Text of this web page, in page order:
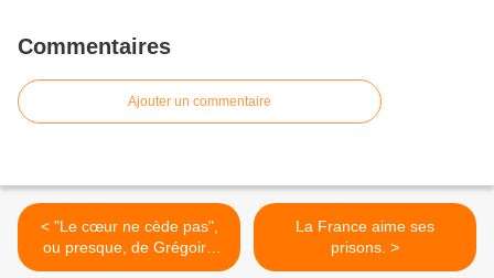
Commentaires
Ajouter un commentaire
< "Le cœur ne cède pas",
ou presque, de Grégoire
Bouillier
La France aime ses
prisons. >